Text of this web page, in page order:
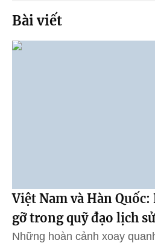
Bài viết
Việt Nam và Hàn
gỡ trong quỹ đạo lịch
Những hoàn cảnh xoay